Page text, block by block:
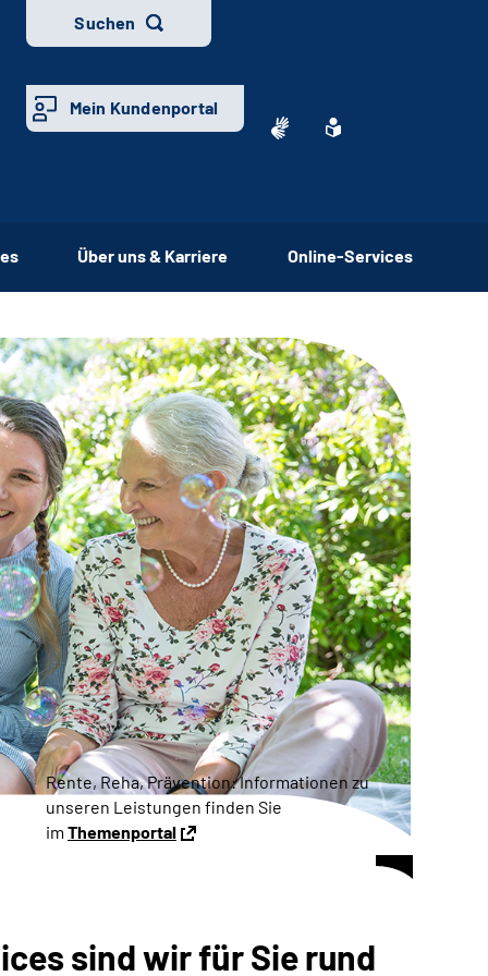
Suchen
Mein Kundenportal
Über uns & Karriere Online-Services
Rente, Reha, Prävention: Informationen zu
unseren Leistungen finden Sie
im Themenportal
sind wir für Sie rund